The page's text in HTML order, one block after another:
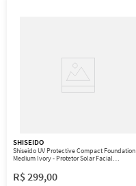
SHISEIDO
Shiseido UV Protective Compact Foundation
Medium Ivory - Protetor Solar Facial
R$299,00